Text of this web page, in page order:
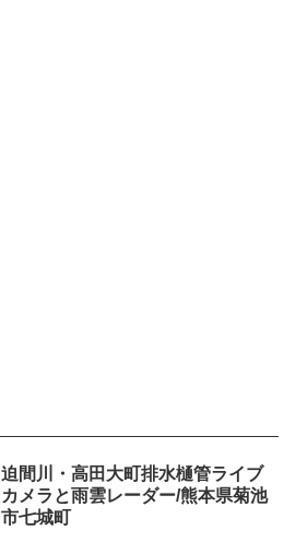
迫間川・高田大町排水樋管ライブ
カメラと雨雲レーダー/熊本県菊池
市七城町